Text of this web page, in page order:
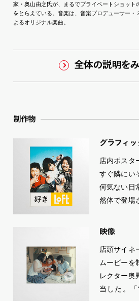
家・奥山由之氏が、まるでプライベートショット
をとらえている。音楽は、音楽プロデューサー・
よるオリジナル楽曲。
全体の説明を
制作物
グラフ ィ ッ
店内ポスタ
すぐ隣にい
何気ない日
然体で登場
ってもら
端に小さく
ト。写真・
いう削ぎ落
が、ロフト
せている。
映像
店頭サイネ
ムービーを
レクター奥
当した。「